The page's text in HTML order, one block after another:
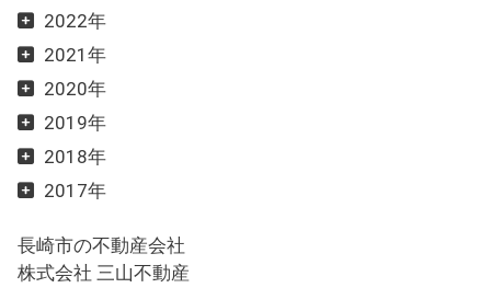
2022年
2021年
2020年
2019年
2018年
2017年
長崎市の不動産会社
株式会社 三山不動産